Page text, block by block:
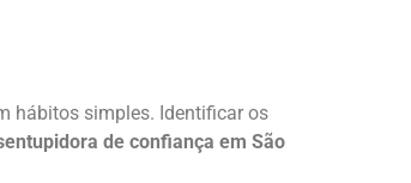
hábitos simples. Identificar os
de confiança em São